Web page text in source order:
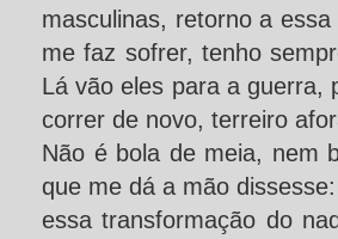
masculinas, retorno a
me faz sofrer, tenho
Lá vão eles para a guerra,
correr de novo, terreiro
Não é bola de meia, nem
que me dá a mão
essa transformação do